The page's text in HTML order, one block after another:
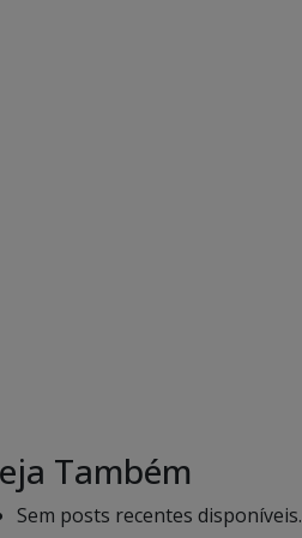
Também
Sem posts recentes disponíveis.